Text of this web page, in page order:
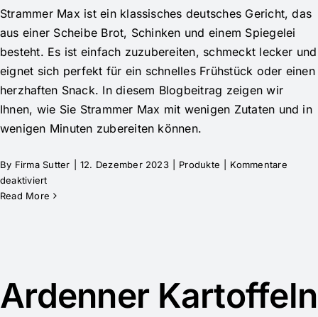
Strammer Max ist ein klassisches deutsches Gericht, das
aus einer Scheibe Brot, Schinken und einem Spiegelei
besteht. Es ist einfach zuzubereiten, schmeckt lecker und
eignet sich perfekt für ein schnelles Frühstück oder einen
herzhaften Snack. In diesem Blogbeitrag zeigen wir
Ihnen, wie Sie Strammer Max mit wenigen Zutaten und in
wenigen Minuten zubereiten können.
By Firma Sutter 12. Dezember 2023 Produkte
Kommentare
deaktiviert
Read More
Ardenner Kartoffeln